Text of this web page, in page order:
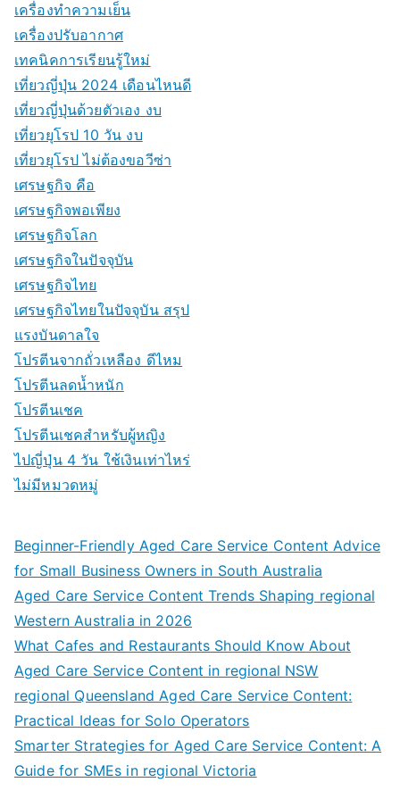
เครื่องทำความเย็น
เครื่องปรับอากาศ
เทคนิคการเรียนรู้ใหม่
เที่ยวญี่ปุ่น 2024 เดือนไหนดี
เที่ยวญี่ปุ่นด้วยตัวเอง งบ
เที่ยวยุโรป 10 วัน งบ
เที่ยวยุโรป ไม่ต้องขอวีซ่า
เศรษฐกิจ คือ
เศรษฐกิจพอเพียง
เศรษฐกิจโลก
เศรษฐกิจในปัจจุบัน
เศรษฐกิจไทย
เศรษฐกิจไทยในปัจจุบัน สรุป
แรงบันดาลใจ
โปรตีนจากถั่วเหลือง ดีไหม
โปรตีนลดน้ำหนัก
โปรตีนเชค
โปรตีนเชคสำหรับผู้หญิง
ไปญี่ปุ่น 4 วัน ใช้เงินเท่าไหร่
ไม่มีหมวดหมู่
Beginner-Friendly Aged Care Service Content Advice
for Small Business Owners in South Australia
Aged Care Service Content Trends Shaping regional
Western Australia in 2026
What Cafes and Restaurants Should Know About
Aged Care Service Content in regional NSW
regional Queensland Aged Care Service Content:
Practical Ideas for Solo Operators
Smarter Strategies for Aged Care Service Content: A
Guide for SMEs in regional Victoria